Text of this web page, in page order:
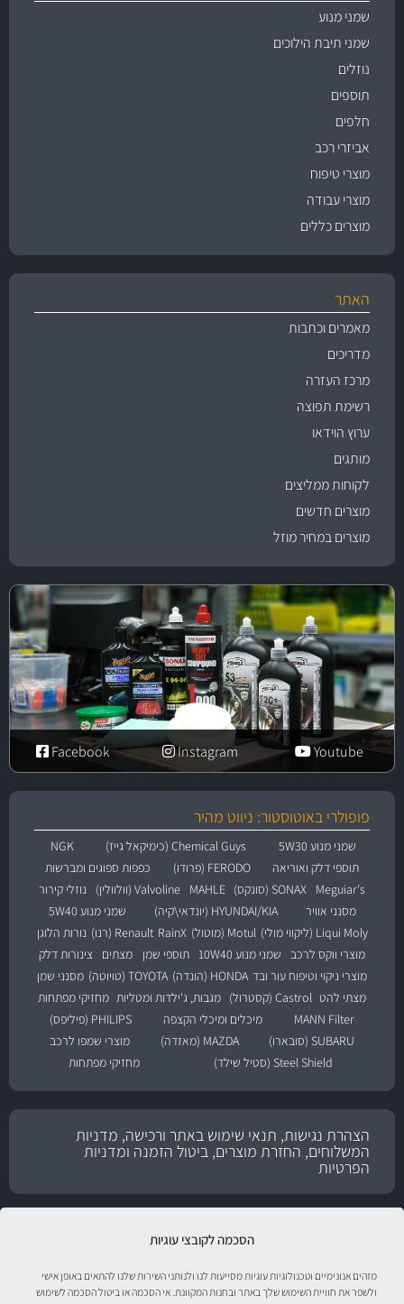
הסכמה לקובצי עוגיות
מזהים אנונימיים וטכנולוגיות עוגיות מסייעות לנו ולנותני השירות שלנו להתאים באופן אישי
ולשפר את חוויית השימוש שלך באתר ובחנות המקוונת. אי הסכמה או ביטול הסכמה לשימוש
שמני מנוע
שמני תיבת הילוכים
נוזלים
תוספים
חלפים
אביזרי רכב
מוצרי טיפוח
מוצרי עבודה
מוצרים כללים
האתר
מאמרים וכתבות
מדריכים
מרכז העזרה
רשימת תפוצה
ערוץ הוידאו
מותגים
לקוחות ממליצים
מוצרים חדשים
מוצרים במחיר מוזל
Youtube
Instagram
Facebook
פופולרי באוטוסטור: ניווט מהיר
שמני מנוע 5W30 Chemical Guys (כימיקאל גייז)
NGK
תוספי דלק ואוריאה
FERODO (פרודו)
כפפות ספוגים ומברשות
Meguiar's
SONAX (סונקס) MAHLE Valvoline (וולוולין)
נוזלי קירור
מסנני אוויר
HYUNDAI/KIA (יונדאי\קיה)
שמני מנוע 5W40
Liqui Moly (ליקווי מולי)
Motul (מוטול) RainX Renault (רנו)
נורות הלוגן
מוצרי ווקס לרכב
שמני מנוע 10W40 תוספי שמן מצתים
צינורות דלק
מוצרי ניקוי וטיפוח עור ובד HONDA (הונדה) TOYOTA (טויוטה)
מסנני שמן
מצתי להט Castrol (קסטרול) מגבות, ג'ילדות ומטליות מחזיקי מפתחות
MANN Filter
מיכלים ומיכלי הקצפה
PHILIPS (פיליפס)
SUBARU (סובארו)
MAZDA (מאזדה)
מוצרי שמפו לרכב
Steel Shield (סטיל שילד)
מחזיקי מפתחות
הצהרת נגישות, תנאי שימוש באתר ורכישה, מדניות
המשלוחים, החזרת מוצרים, ביטול הזמנה ומדניות
הפרטיות